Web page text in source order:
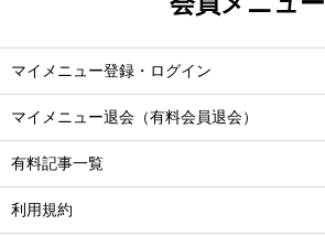
マイメニュー登録・ログイン
マイメニュー退会（有料会員退会）
有料記事一覧
利用規約